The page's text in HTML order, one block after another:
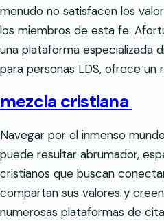
menudo no satisfacen los
los miembros de esta fe.
una plataforma especializada
para personas LDS, ofrece un
mezcla cristiana
Navegar por el inmenso
puede resultar abrumador,
cristianos que buscan
compartan sus valores y
numerosas plataformas de